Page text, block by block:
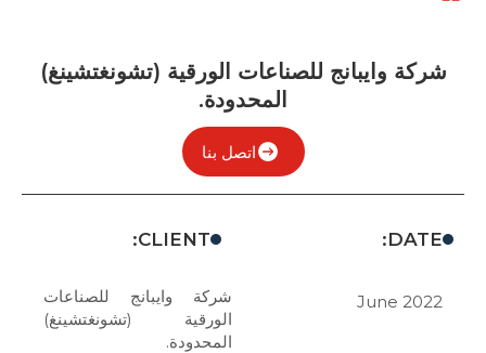
شركة وايبانج للصناعات الورقية (تشونغتشينغ)
المحدودة.
اتصل بنا
DATE:
CLIENT:
شركة وايبانج للصناعات
الورقية (تشونغتشينغ)
المحدودة.